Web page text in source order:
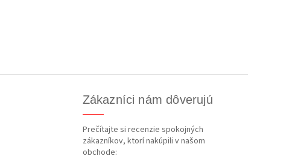
Zákazníci nám dôverujú
Prečítajte si recenzie spokojných
zákazníkov, ktorí nakúpili v našom
obchode: